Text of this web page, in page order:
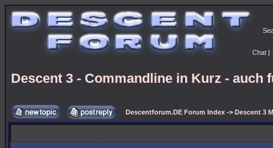
Chat |
Descent 3 - Commandline in Kurz - auch
Descentforum.DE Forum Index -> Descent 3